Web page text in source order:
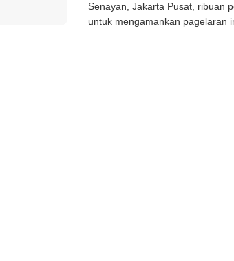
Senayan, Jakarta Pusat, ribuan
untuk mengamankan pagelaran